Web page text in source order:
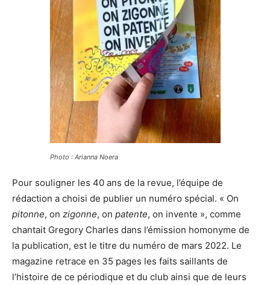
Photo : Arianna Noera
Pour souligner les 40 ans de la revue, l’équipe de
rédaction a choisi de publier un numéro spécial. « On
pitonne, on zigonne, on patente, on invente », comme
chantait Gregory Charles dans l’émission homonyme de
la publication, est le titre du numéro de mars 2022. Le
magazine retrace en 35 pages les faits saillants de
l’histoire de ce périodique et du club ainsi que de leurs